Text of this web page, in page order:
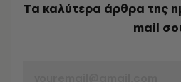
Tα καλύτερα άρθρα της
mail